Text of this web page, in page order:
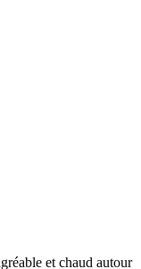
et chaud autour